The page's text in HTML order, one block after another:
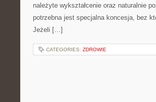
należyte wykształcenie oraz naturalnie
potrzebna jest specjalna koncesja, bez
Jeżeli […]
CATEGORIES: ZDROWIE